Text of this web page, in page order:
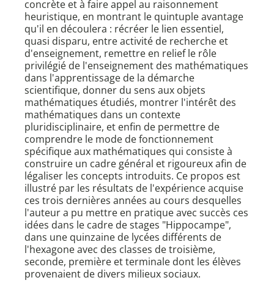
concrète et à faire appel au raisonnement
heuristique, en montrant le quintuple avantage
qu'il en découlera : récréer le lien essentiel,
quasi disparu, entre activité de recherche et
d'enseignement, remettre en relief le rôle
privilégié de l'enseignement des mathématiques
dans l'apprentissage de la démarche
scientifique, donner du sens aux objets
mathématiques étudiés, montrer l'intérêt des
mathématiques dans un contexte
pluridisciplinaire, et enfin de permettre de
comprendre le mode de fonctionnement
spécifique aux mathématiques qui consiste à
construire un cadre général et rigoureux afin de
légaliser les concepts introduits. Ce propos est
illustré par les résultats de l'expérience acquise
ces trois dernières années au cours desquelles
l'auteur a pu mettre en pratique avec succès ces
idées dans le cadre de stages "Hippocampe",
dans une quinzaine de lycées différents de
l'hexagone avec des classes de troisième,
seconde, première et terminale dont les élèves
provenaient de divers milieux sociaux.